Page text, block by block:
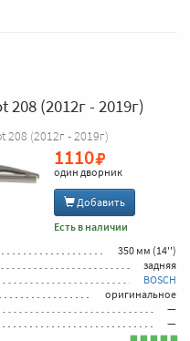
(2012г - 2019г)
208 (2012г - 2019г)
1110
один дворник
Добавить
Есть в наличии
350 мм (14'')
задняя
BOSCH
оригинальное
—
—